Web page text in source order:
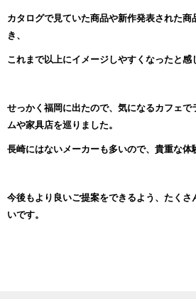
カタログで見ていた商品や新作発表された商
き、
これまで以上にイメージしやすくなったと感
せっかく福岡に出たので、気になるカフェで
ムや家具店を巡りました。
長崎にはないメーカーも多いので、貴重な体
今後もより良いご提案をできるよう、たくさ
いです。